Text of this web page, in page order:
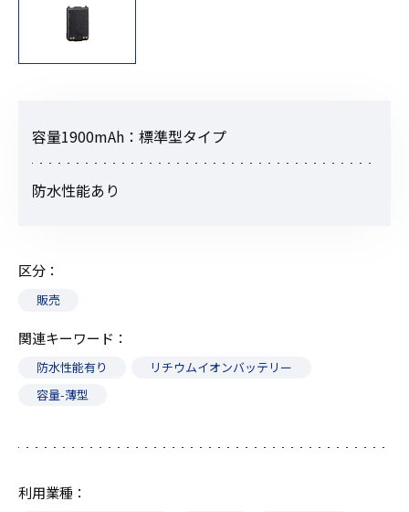
容量1900mAh：標準型タイプ
防水性能あり
区分
販売
関連キーワード
防水性能有り
リチウムイオンバッテリー
容量-薄型
利用業種